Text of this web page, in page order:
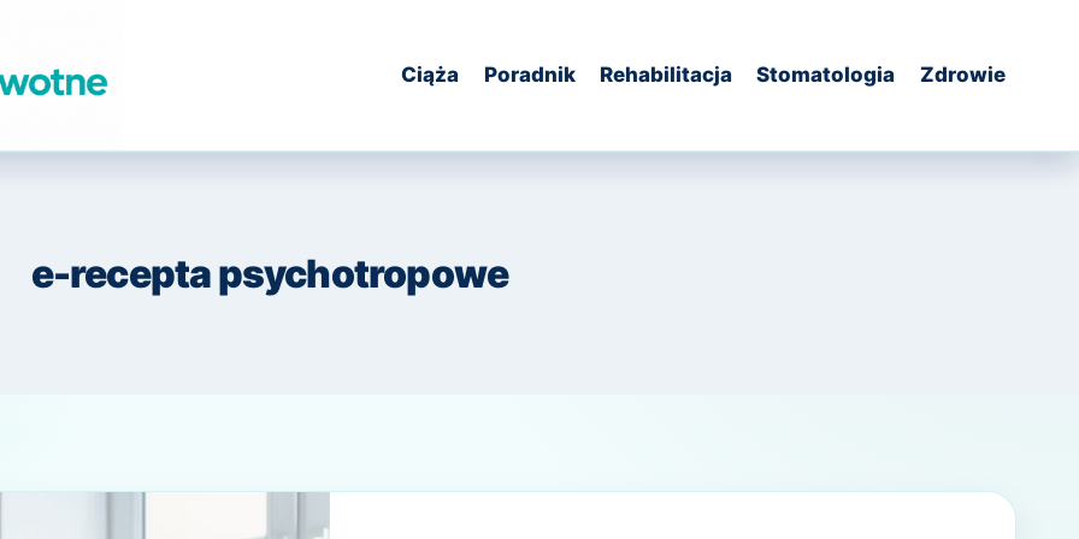
Ciąża Poradnik Rehabilitacja Stomatologia Zdrowie
e-recepta psychotropowe